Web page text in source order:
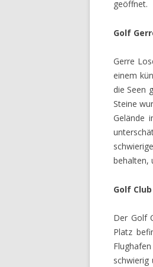
geöffnet.
Golf
Gerre
einem
die Seen
Steine
Gelände
behalten,
Golf
Der Golf
Platz
schwierig